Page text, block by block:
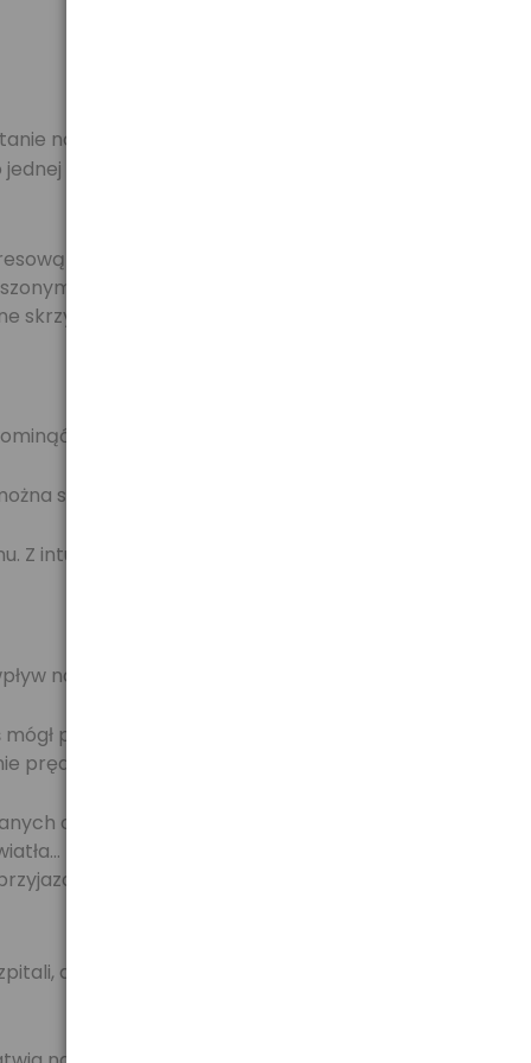
nowa mapa -- można ją bezpłatnie pobrać w
darmowej mapy)
jazdę To najlepsze urządzenie w swojej klasie,
ekranie tego urządzenia i udzielanych przez
skrzyżowania.
skrętu.
szybciej rozpocząć podróż.
Z intuicyjnym interfejsem bardzo
na środowisko naturalne.
podróżować jeszcze
prędkości.
od milionów użytkowników do
nawet czas zakupów.
na miejsce.
a kończąc na pomocy